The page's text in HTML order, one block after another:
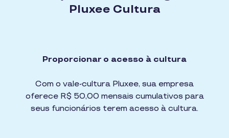
Pluxee Cultura
Proporcionar o acesso à cultura
Com o vale-cultura Pluxee, sua empresa
oferece R$ 50,00 mensais cumulativos para
seus funcionários terem acesso à cultura.